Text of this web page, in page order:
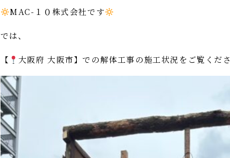
MAC-１０株式会社です
では、
【 大阪府 大阪市】での解体工事の施工状況をご覧くだ